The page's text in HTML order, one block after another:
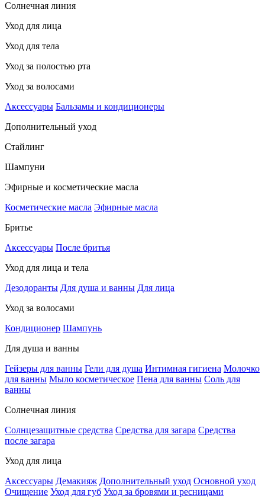
Солнечная линия
Уход для лица
Уход для тела
Уход за полостью рта
Уход за волосами
Аксессуары Бальзамы и кондиционеры
Дополнительный уход
Стайлинг
Шампуни
Эфирные и косметические масла
Косметические масла Эфирные масла
Бритье
Аксессуары После бритья
Уход для лица и тела
Дезодоранты Для душа и ванны Для лица
Уход за волосами
Кондиционер Шампунь
Для душа и ванны
Гейзеры для ванны Гели для душа Интимная гигиена Молочко
для ванны Мыло косметическое Пена для ванны Соль для
ванны
Солнечная линия
Солнцезащитные средства Средства для загара Средства
после загара
Уход для лица
Аксессуары Демакияж Дополнительный уход Основной уход
Очищение Уход для губ Уход за бровями и ресницами